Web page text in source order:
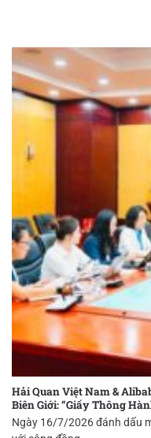
Hải Quan Việt Nam &
Biên Giới: “Giấy Thông
Ngày 16/7/2026 đánh dấu